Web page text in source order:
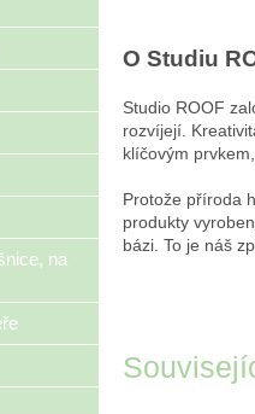
na
O Studiu
Studio ROOF
rozvíjejí.
klíčovým
Protože příroda
produkty
bázi. To je náš